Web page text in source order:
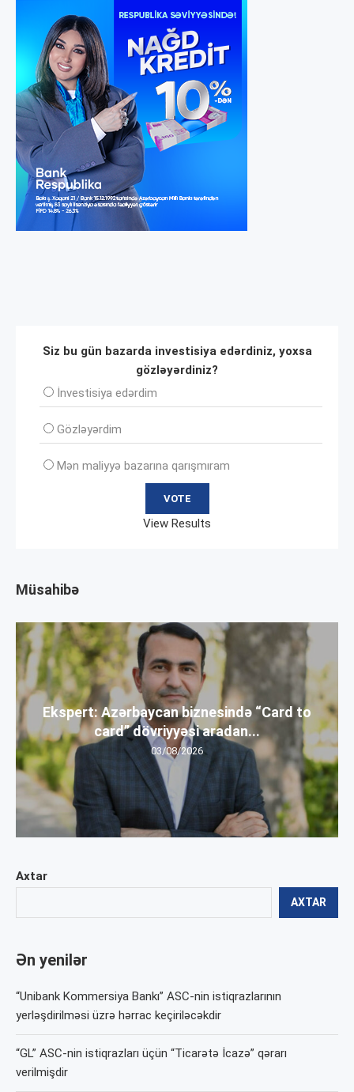
Axtar
AXTAR
Ən yenilər
“Unibank Kommersiya Bankı” ASC-nin istiqrazlarının
yerləşdirilməsi üzrə hərrac keçiriləcəkdir
“GL” ASC-nin istiqrazları üçün “Ticarətə İcazə” qərarı
verilmişdir
Siz bu gün bazarda investisiya edərdiniz, yoxsa
gözləyərdiniz?
İnvеstisiya edərdim
Gözləyərdim
Mən maliyyə bazarına qarışmıram
View Results
Müsahibə
Ekspert: Azərbaycan biznesində “Card to
card” dövriyyəsi aradan...
03/08/2026